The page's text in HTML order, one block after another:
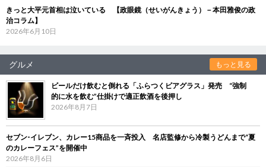
きっと大平元首相は泣いている 【政眼鏡（せいがんきょう）－本田雅俊の政
治コラム】
2026年6月10日
グルメ もっと見る
ビールだけ飲むと倒れる「ふらつくビアグラス」発売 “強制
的に水を飲む”仕掛けで適正飲酒を後押し
2026年8月7日
セブン‐イレブン、カレー15商品を一斉投入 名店監修から冷製うどんまで“夏
のカレーフェス”を開催中
2026年8月6日